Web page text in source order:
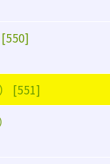
[551]